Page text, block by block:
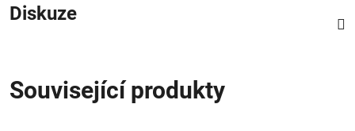
Diskuze
Související produkty